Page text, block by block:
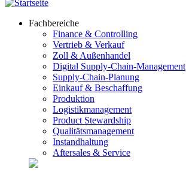
Fachbereiche
Finance & Controlling
Vertrieb & Verkauf
Zoll & Außenhandel
Digital Supply-Chain-Management
Supply-Chain-Planung
Einkauf & Beschaffung
Produktion
Logistikmanagement
Product Stewardship
Qualitätsmanagement
Instandhaltung
Aftersales & Service